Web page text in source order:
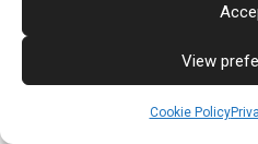
View
Cookie Policy